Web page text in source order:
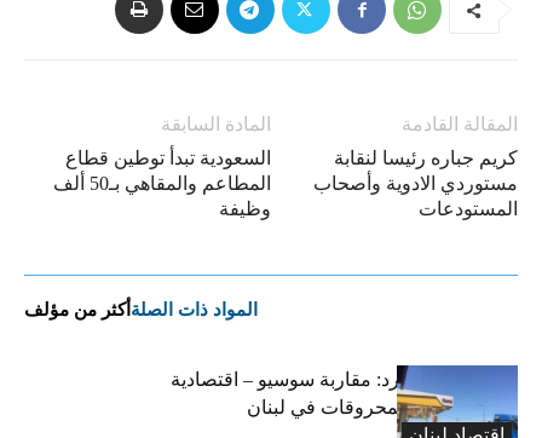
المادة السابقة
السعودية تبدأ توطين قطاع
المطاعم والمقاهي بـ50 ألف
وظيفة
المقالة القادمة
كريم جباره رئيسا لنقابة
مستوردي الادوية وأصحاب
المستودعات
المواد ذات الصلة أكثر من مؤلف
التضخم المستورد: مقاربة سوسيو – اقتصادية
لارتفاع أسعار المحروقات في لبنان